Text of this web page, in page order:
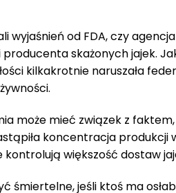
wyjaśnień od FDA, czy
skażonych jajek.
kilkakrotnie naruszała
może mieć związek z
koncentracja produkcji
większość dostaw
śmiertelne, jeśli ktoś ma